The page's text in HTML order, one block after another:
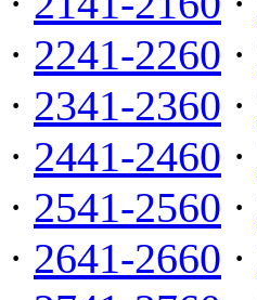
· 2241-2260 ·
· 2341-2360 ·
· 2441-2460 ·
· 2541-2560 ·
· 2641-2660 ·